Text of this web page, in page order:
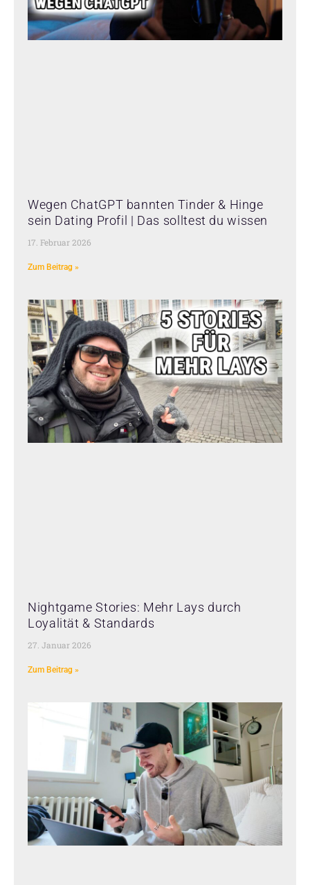
Wegen ChatGPT bannten Tinder & Hinge
sein Dating Profil | Das solltest du wissen
17. Februar 2026
Zum Beitrag »
Nightgame Stories: Mehr Lays durch
Loyalität & Standards
27. Januar 2026
Zum Beitrag »